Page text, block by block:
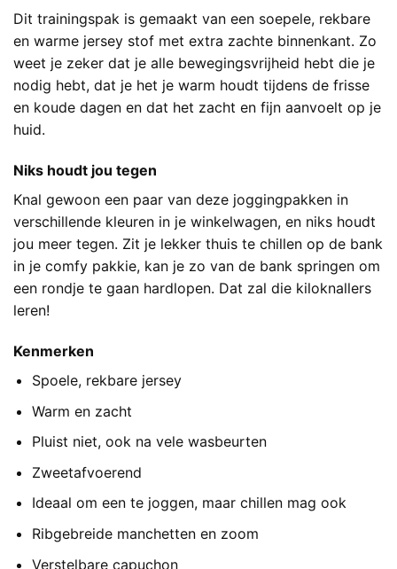
Dit trainingspak is gemaakt van een soepele, rekbare
en warme jersey stof met extra zachte binnenkant. Zo
weet je zeker dat je alle bewegingsvrijheid hebt die je
nodig hebt, dat je het je warm houdt tijdens de frisse
en koude dagen en dat het zacht en fijn aanvoelt op je
huid.
Niks houdt jou tegen
Knal gewoon een paar van deze joggingpakken in
verschillende kleuren in je winkelwagen, en niks houdt
jou meer tegen. Zit je lekker thuis te chillen op de bank
in je comfy pakkie, kan je zo van de bank springen om
een rondje te gaan hardlopen. Dat zal die kiloknallers
leren!
Kenmerken
Spoele, rekbare jersey
Warm en zacht
Pluist niet, ook na vele wasbeurten
Zweetafvoerend
Ideaal om een te joggen, maar chillen mag ook
Ribgebreide manchetten en zoom
Verstelbare capuchon